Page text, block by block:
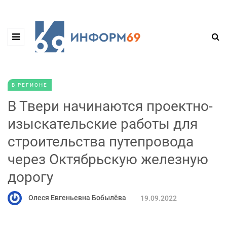
В РЕГИОНЕ
В Твери начинаются проектно-
изыскательские работы для
строительства путепровода
через Октябрьскую железную
дорогу
Олеся Евгеньевна Бобылёва 19.09.2022